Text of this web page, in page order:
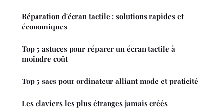
Réparation d'écran tactile : solutions rapides et
économiques
Top 5 astuces pour réparer un écran tactile à
moindre coût
Top 5 sacs pour ordinateur alliant mode et praticité
Les claviers les plus étranges jamais créés